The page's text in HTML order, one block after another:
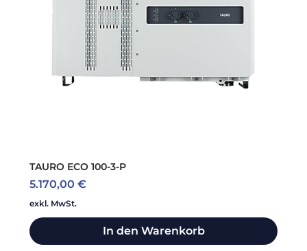
TAURO ECO 100-3-P
Preis
5.170,00 €
exkl. MwSt.
In den Warenkorb